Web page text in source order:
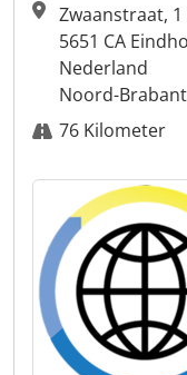
Zwaanstraat, 1
5651 CA
Nederland
Noord-Brabant
76 Kilometer